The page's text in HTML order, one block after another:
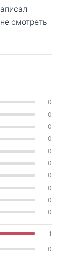
смотреть
0
0
0
0
0
0
0
0
0
0
1
0